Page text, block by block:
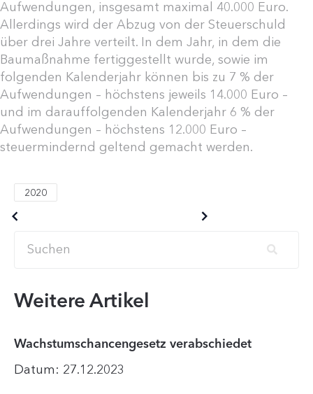
Aufwendungen, insgesamt maximal 40.000 Euro.
Allerdings wird der Abzug von der Steuerschuld
über drei Jahre verteilt. In dem Jahr, in dem die
Baumaßnahme fertiggestellt wurde, sowie im
folgenden Kalenderjahr können bis zu 7 % der
Aufwendungen – höchstens jeweils 14.000 Euro –
und im darauffolgenden Kalenderjahr 6 % der
Aufwendungen – höchstens 12.000 Euro –
steuermindernd geltend gemacht werden.
2020
Weitere Artikel
Wachstumschancengesetz verabschiedet
Datum: 27.12.2023